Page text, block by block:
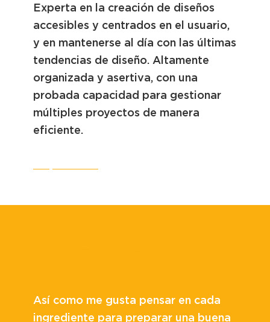
Experta en la creación de diseños
accesibles y centrados en el usuario,
y en mantenerse al día con las últimas
tendencias de diseño. Altamente
organizada y asertiva, con una
probada capacidad para gestionar
múltiples proyectos de manera
eficiente.
Así como me gusta pensar en cada
ingrediente para preparar una buena